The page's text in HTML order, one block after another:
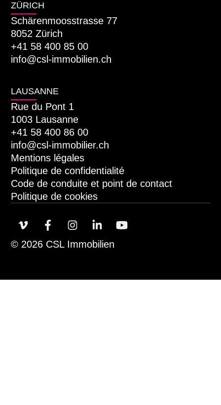
ZÜRICH
Schärenmoosstrasse 77
8052 Zürich
+41 58 400 85 00
info@csl-immobilien.ch
LAUSANNE
Rue du Pont 1
1003 Lausanne
+41 58 400 86 00
info@csl-immobilier.ch
Mentions légales
Politique de confidentialité
Code de conduite et point de contact
Politique de cookies
© 2026 CSL Immobilien